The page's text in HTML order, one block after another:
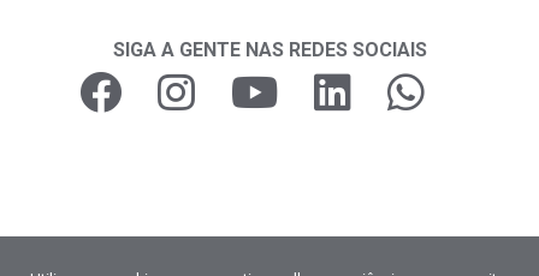
SIGA A GENTE NAS REDES SOCIAIS